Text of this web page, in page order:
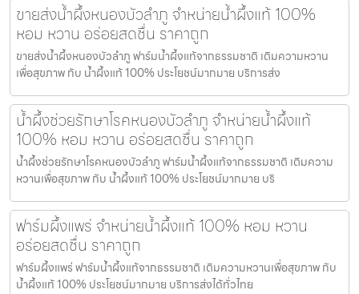
ขายส่งน้ำผึ้งหนองบัวลำภู จำหน่ายน้ำผึ้งแท้ 100%
หอม หวาน อร่อยสดชื่น ราคาถูก
ขายส่งน้ำผึ้งหนองบัวลำภู ฟาร์มน้ำผึ้งแท้จากธรรมชาติ เติมความหวาน
เพื่อสุขภาพ กับ น้ำผึ้งแท้ 100% ประโยชน์มากมาย บริการส่ง
น้ำผึ้งช่วยรักษาโรคหนองบัวลำภู จำหน่ายน้ำผึ้งแท้
100% หอม หวาน อร่อยสดชื่น ราคาถูก
น้ำผึ้งช่วยรักษาโรคหนองบัวลำภู ฟาร์มน้ำผึ้งแท้จากธรรมชาติ เติมความ
หวานเพื่อสุขภาพ กับ น้ำผึ้งแท้ 100% ประโยชน์มากมาย บริ
ฟาร์มผึ้งแพร่ จำหน่ายน้ำผึ้งแท้ 100% หอม หวาน
อร่อยสดชื่น ราคาถูก
ฟาร์มผึ้งแพร่ ฟาร์มน้ำผึ้งแท้จากธรรมชาติ เติมความหวานเพื่อสุขภาพ กับ
น้ำผึ้งแท้ 100% ประโยชน์มากมาย บริการส่งได้ทั่วไทย